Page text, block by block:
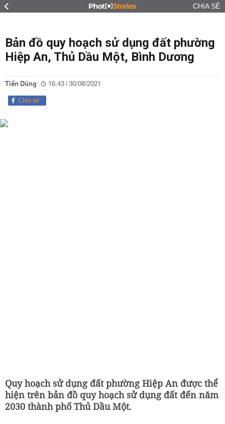
CHIA SẺ
Bản đồ quy hoạch sử dụng đất phường
Hiệp An, Thủ Dầu Một, Bình Dương
Tiến Dũng 16:43 | 30/08/2021
Chia sẻ
Quy hoạch sử dụng đất phường Hiệp An được thể
hiện trên bản đồ quy hoạch sử dụng đất đến năm
2030 thành phố Thủ Dầu Một.